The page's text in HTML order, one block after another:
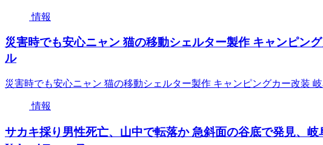
情報
災害時でも安心ニャン 猫の移動シェルター製作 キャンピン
ル
災害時でも安心ニャン 猫の移動シェルター製作 キャンピングカー改装
情報
サカキ採り男性死亡、山中で転落か 急斜面の谷底で発見、